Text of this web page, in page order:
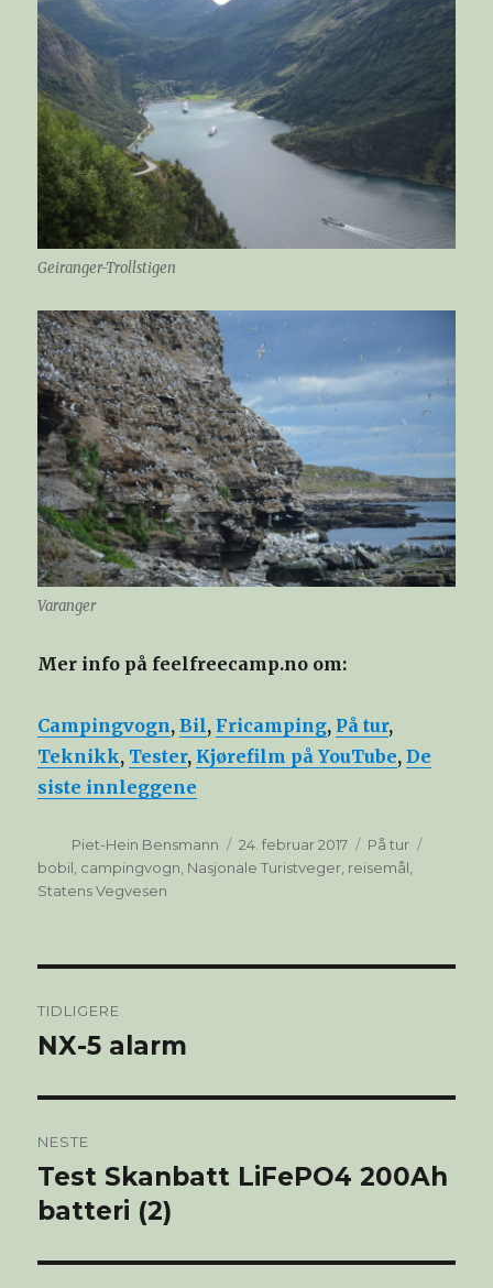
Geiranger-Trollstigen
Varanger
Mer info på feelfreecamp.no om:
Campingvogn,Bil, Fricamping, På tur,
Teknikk, Tester, Kjørefilm på YouTube,De
siste innleggene
Forfatter
Piet-Hein Bensmann Publisert
24. februar 2017 Kategorier
På tur
bobil campingvogn Nasjonale Turistveger reisemål
Statens Vegvesen
TIDLIGERE
Forrige
NX-5 alarm
NESTE
Neste
innlegg:
Test Skanbatt LiFePO4 200Ah
batteri (2)